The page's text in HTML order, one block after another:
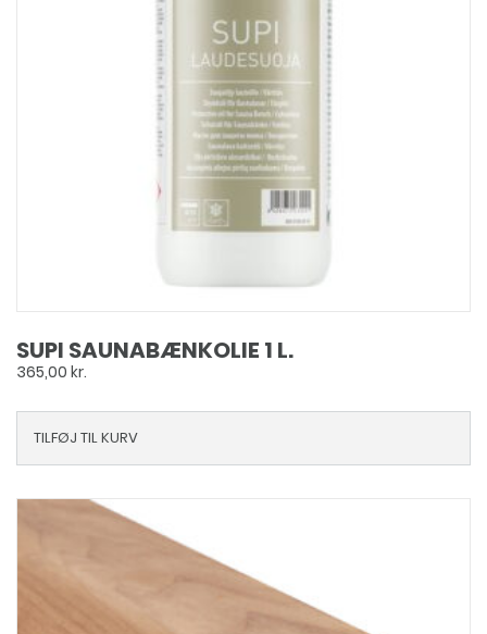
SUPI SAUNABÆNKOLIE 1 L.
365,00 kr.
TILFØJ TIL KURV
Dette
varianter.
Mulighederne